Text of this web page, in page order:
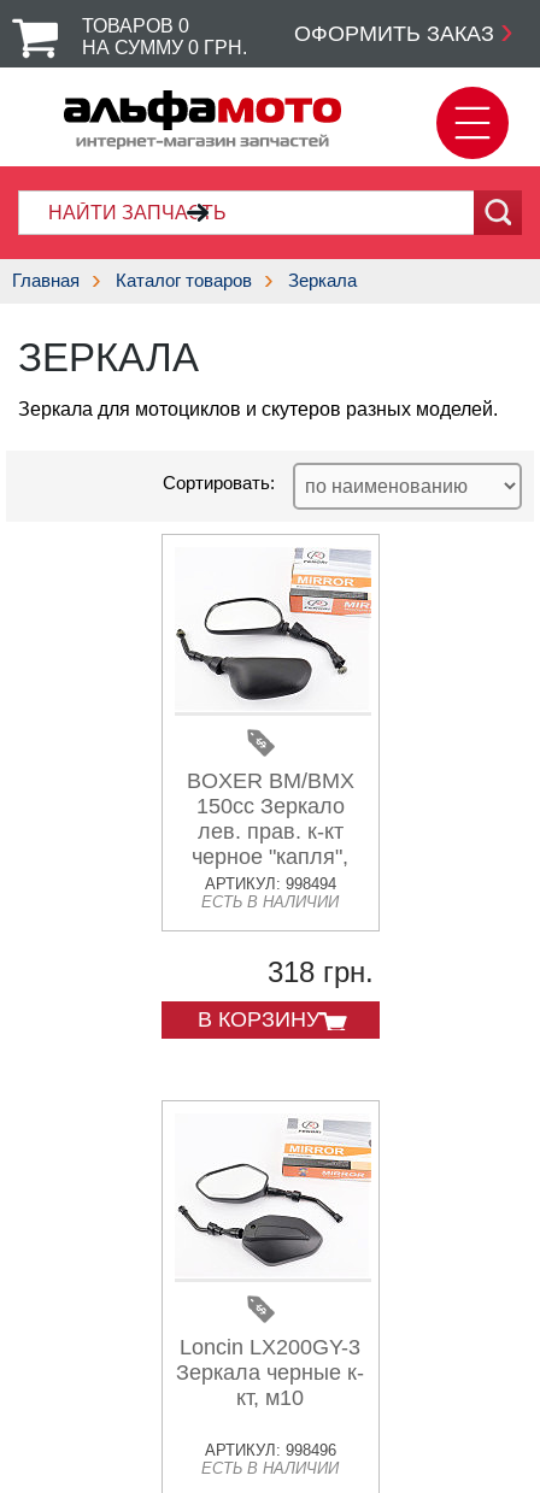
ТОВАРОВ 0
НА СУММУ 0 ГРН.
ОФОРМИТЬ ЗАКАЗ
Главная Каталог товаров Зеркала
ЗЕРКАЛА
Зеркала для мотоциклов и скутеров разных моделей.
Сортировать:
BOXER BM/BMX
150cc Зеркало
лев. прав. к-кт
черное "капля",
м10
АРТИКУЛ: 998494
ЕСТЬ В НАЛИЧИИ
318 грн.
В КОРЗИНУ
Loncin LX200GY-3
Зеркала черные к-
кт, м10
АРТИКУЛ: 998496
ЕСТЬ В НАЛИЧИИ